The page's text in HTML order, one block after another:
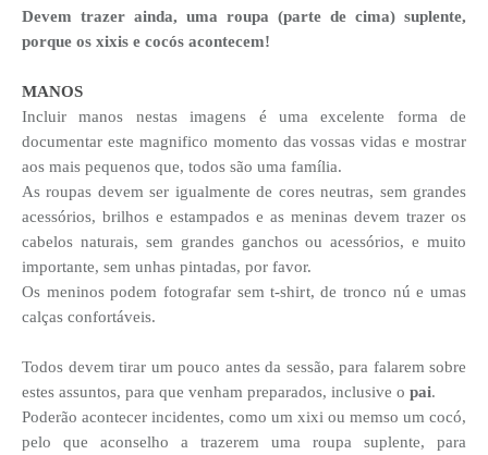
Devem trazer ainda, uma roupa (parte de cima) suplente,
porque os xixis e cocós acontecem!
MANOS
Incluir manos nestas imagens é uma excelente forma de
documentar este magnifico momento das vossas vidas e mostrar
aos mais pequenos que, todos são uma família.
As roupas devem ser igualmente de cores neutras, sem grandes
acessórios, brilhos e estampados e as meninas devem trazer os
cabelos naturais, sem grandes ganchos ou acessórios, e muito
importante, sem unhas pintadas, por favor.
Os meninos podem fotografar sem t-shirt, de tronco nú e umas
calças confortáveis.
Todos devem tirar um pouco antes da sessão, para falarem sobre
estes assuntos, para que venham preparados, inclusive o pai.
Poderão acontecer incidentes, como um xixi ou memso um cocó,
pelo que aconselho a trazerem uma roupa suplente, para